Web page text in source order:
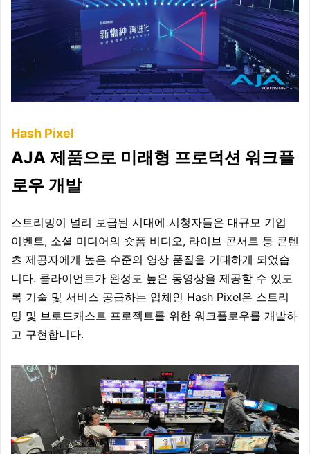
Hash Pixel
AJA 제품으로 미래형 프로덕션 워크플
로우 개발
스트리밍이 널리 보급된 시대에 시청자들은 대규모 기업
이벤트, 소셜 미디어의 숏폼 비디오, 라이브 콘서트 등 콘텐
츠 제공자에게 높은 수준의 영상 품질을 기대하게 되었습
니다. 클라이언트가 완성도 높은 동영상을 제공할 수 있도
록 기술 및 서비스 공급하는 업체인 Hash Pixel은 스트리
밍 및 브로드캐스트 프로젝트를 위한 워크플로우를 개발하
고 구현합니다.